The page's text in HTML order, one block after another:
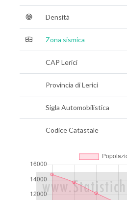
Densità
Zona sismica
CAP Lerici
Provincia di Lerici
Sigla Automobilistica
Codice Catastale